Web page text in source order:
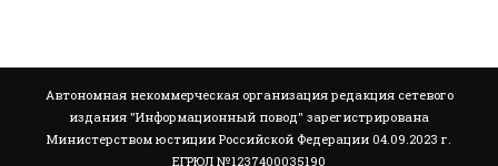
Автономная некоммерческая организация редакция сетевого
издания "Информационный повод" зарегистрирована
Министерством юстиции Российской Федерации 04.09.2023 г.
ЕГРЮЛ №1237400035190